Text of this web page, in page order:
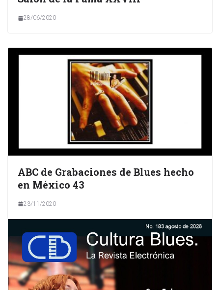
28/06/2020
ABC de Grabaciones de Blues hecho
en México 43
23/11/2020